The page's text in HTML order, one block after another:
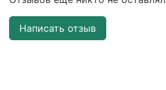
Написать отзыв